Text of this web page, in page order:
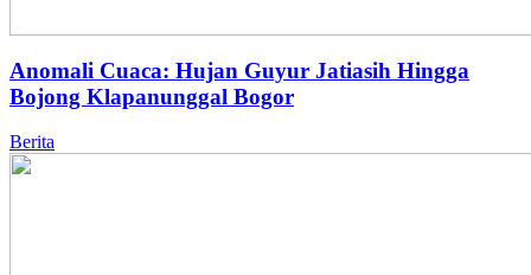
Anomali Cuaca: Hujan Guyur Jatiasih Hingga
Bojong Klapanunggal Bogor
Berita